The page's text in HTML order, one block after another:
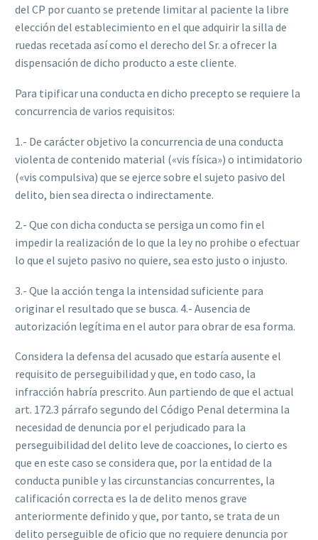
del CP por cuanto se pretende limitar al paciente la libre
elección del establecimiento en el que adquirir la silla de
ruedas recetada así como el derecho del Sr. a ofrecer la
dispensación de dicho producto a este cliente.
Para tipificar una conducta en dicho precepto se requiere la
concurrencia de varios requisitos:
1.- De carácter objetivo la concurrencia de una conducta
violenta de contenido material («vis física») o intimidatorio
(«vis compulsiva) que se ejerce sobre el sujeto pasivo del
delito, bien sea directa o indirectamente.
2.- Que con dicha conducta se persiga un como fin el
impedir la realización de lo que la ley no prohibe o efectuar
lo que el sujeto pasivo no quiere, sea esto justo o injusto.
3.- Que la acción tenga la intensidad suficiente para
originar el resultado que se busca. 4.- Ausencia de
autorización legítima en el autor para obrar de esa forma.
Considera la defensa del acusado que estaría ausente el
requisito de perseguibilidad y que, en todo caso, la
infracción habría prescrito. Aun partiendo de que el actual
art. 172.3 párrafo segundo del Código Penal determina la
necesidad de denuncia por el perjudicado para la
perseguibilidad del delito leve de coacciones, lo cierto es
que en este caso se considera que, por la entidad de la
conducta punible y las circunstancias concurrentes, la
calificación correcta es la de delito menos grave
anteriormente definido y que, por tanto, se trata de un
delito perseguible de oficio que no requiere denuncia por